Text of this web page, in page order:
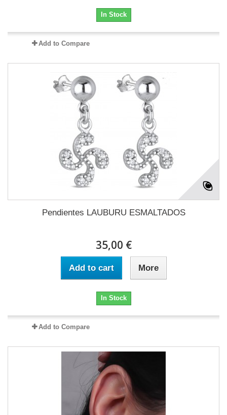
In Stock
Add to Compare
Pendientes LAUBURU ESMALTADOS
35,00 €
Add to cart More
In Stock
Add to Compare